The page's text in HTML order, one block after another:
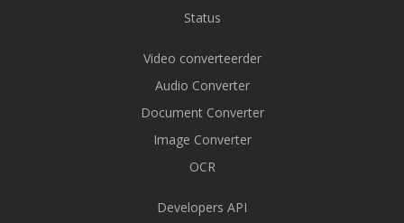
Status
Video converteerder
Audio Converter
Document Converter
Image Converter
OCR
Developers API